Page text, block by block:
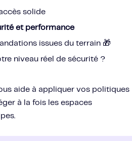
solide
et performance
issues du terrain 🎁
niveau réel de sécurité ?
aide à appliquer vos politiques
à la fois les espaces